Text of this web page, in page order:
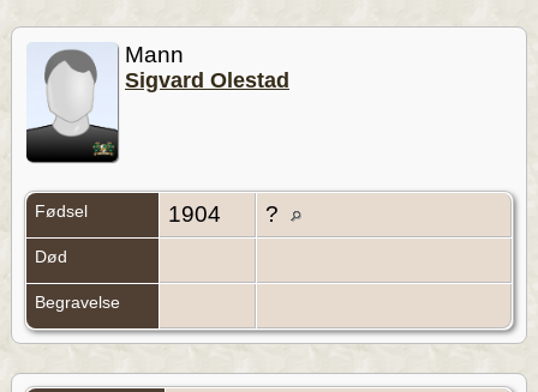
Mann
Sigvard Olestad
Fødsel 1904 ?
Død
Begravelse